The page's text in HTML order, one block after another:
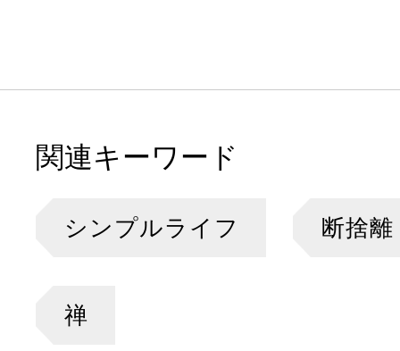
関連キーワード
シンプルライフ 断捨離
禅